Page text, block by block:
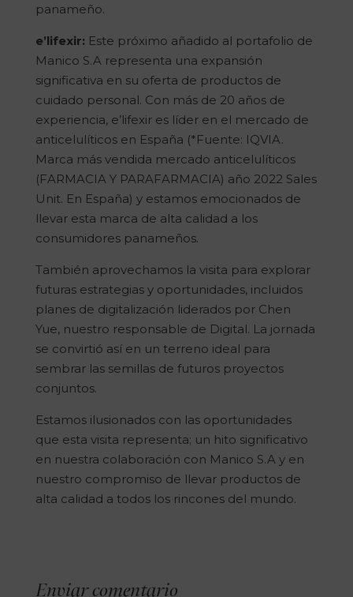
panameño.
e’lifexir: Este próximo añadido al portafolio de
Manico S.A representa una expansión
significativa en su oferta de productos de
cuidado personal. Con más de 20 años de
experiencia, e’lifexir es líder en el mercado de
anticelulíticos en España (*Fuente: IQVIA.
Marca más vendida mercado anticelulíticos
(FARMACIA Y PARAFARMACIA) año 2022 Sales
Unit. En España) y estamos emocionados de
llevar esta marca de alta calidad a los
consumidores panameños.
También aprovechamos la visita para explorar
futuras estrategias y oportunidades, incluidos
planes de digitalización liderados por Chen
Yue, nuestro responsable de Digital. La jornada
se convirtió así en un terreno ideal para
sembrar las semillas de futuros proyectos
conjuntos.
Estamos ilusionados con las oportunidades
que esta visita representa; un hito significativo
en nuestra colaboración con Manico S.A y en
nuestro compromiso de llevar productos de
alta calidad a todos los rincones del mundo.
Enviar comentario